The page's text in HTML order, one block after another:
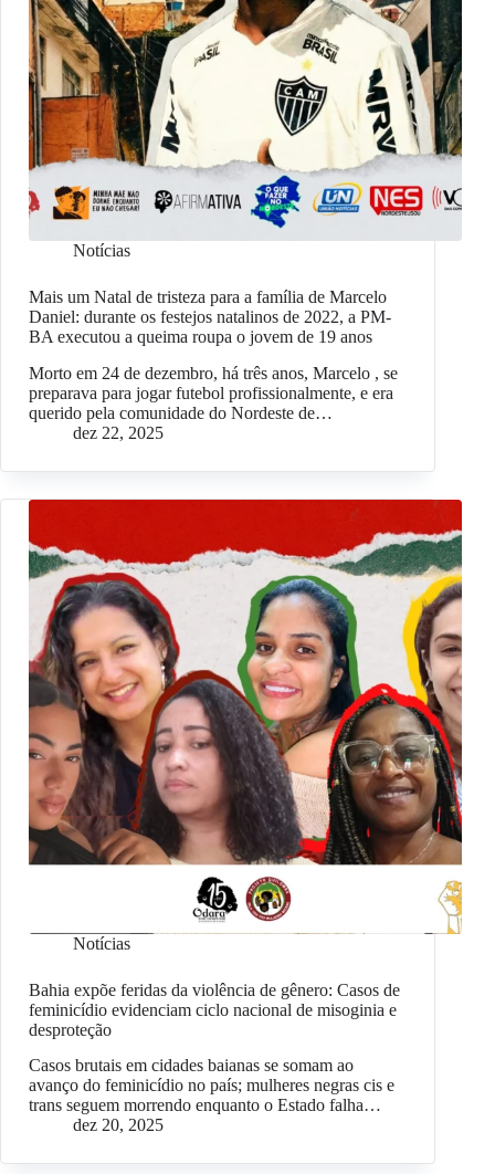
Notícias
Mais um Natal de tristeza para a família de Marcelo
Daniel: durante os festejos natalinos de 2022, a PM-
BA executou a queima roupa o jovem de 19 anos
Morto em 24 de dezembro, há três anos, Marcelo , se
preparava para jogar futebol profissionalmente, e era
querido pela comunidade do Nordeste de…
dez 22, 2025
Notícias
Bahia expõe feridas da violência de gênero: Casos de
feminicídio evidenciam ciclo nacional de misoginia e
desproteção
Casos brutais em cidades baianas se somam ao
avanço do feminicídio no país; mulheres negras cis e
trans seguem morrendo enquanto o Estado falha…
dez 20, 2025